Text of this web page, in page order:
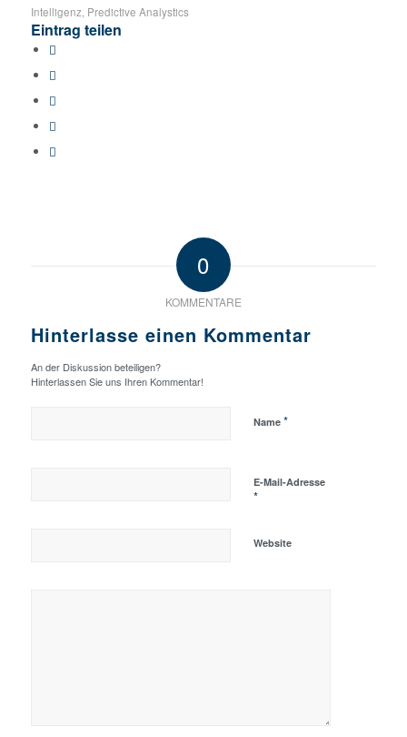
Intelligenz Predictive Analystics
Eintrag teilen
0
KOMMENTARE
Hinterlasse einen Kommentar
An der Diskussion beteiligen?
Hinterlassen Sie uns Ihren Kommentar!
Name *
E-Mail-Adresse
*
Website